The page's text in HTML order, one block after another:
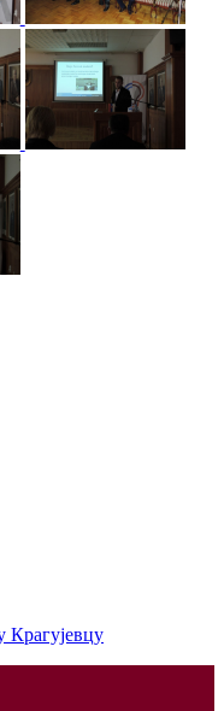
Крагујевцу